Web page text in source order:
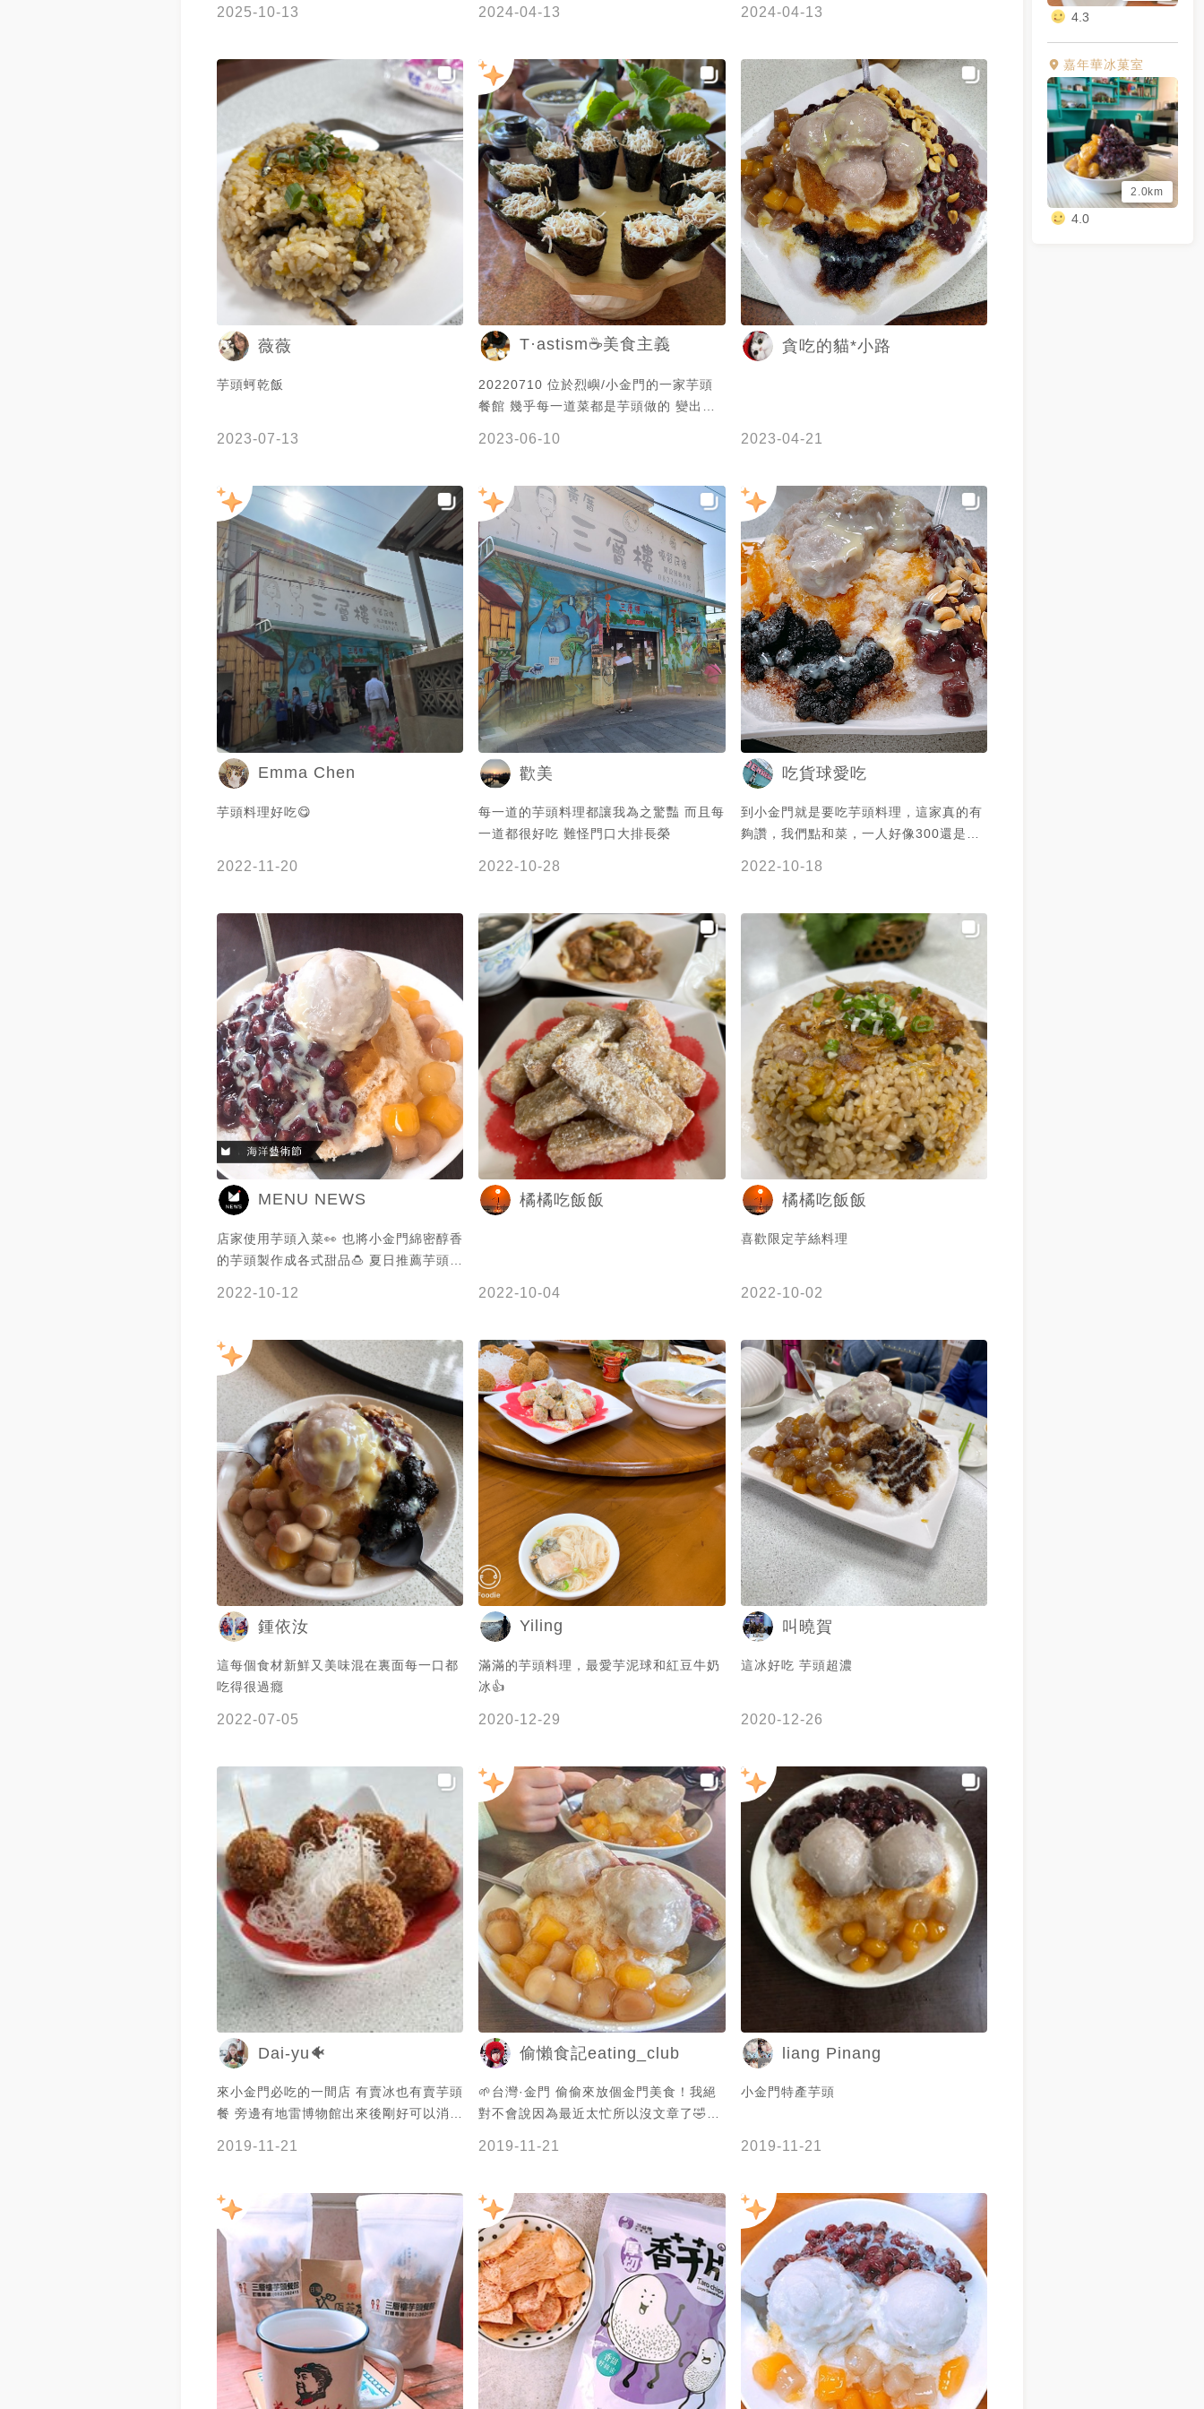
4.3
嘉年華冰菓室
2.0km
4.0
2025-10-13 2024-04-13 2024-04-13
薇薇
芋頭蚵乾飯
2023-07-13
T·astism☕️美食主義
20220710 位於烈嶼/小金門的一家芋頭
餐館 幾乎每一道菜都是芋頭做的 變出很
2023-06-10
貪吃的貓*小路
2023-04-21
Emma Chen
芋頭料理好吃😋
2022-11-20
歡美
每一道的芋頭料理都讓我為之驚豔 而且每
一道都很好吃 難怪門口大排長榮
2022-10-28
吃貨球愛吃
到小金門就是要吃芋頭料理，這家真的有
夠讚，我們點和菜，一人好像300還是
冰來吃的，但其他的也很好吃，還有伴手
芋泥控 #芋頭冰
2022-10-18
MENU NEWS
店家使用芋頭入菜👀 也將小金門綿密醇香
的芋頭製作成各式甜品🍮 夏日推薦芋頭剉
2022-10-12
橘橘吃飯飯
2022-10-04
橘橘吃飯飯
喜歡限定芋絲料理
2022-10-02
鍾依汝
這每個食材新鮮又美味混在裏面每一口都
吃得很過癮
2022-07-05
Yiling
滿滿的芋頭料理，最愛芋泥球和紅豆牛奶
冰👍
2020-12-29
叫曉賀
這冰好吃 芋頭超濃
2020-12-26
Dai-yu🐠
來小金門必吃的一間店 有賣冰也有賣芋頭
餐 旁邊有地雷博物館出來後剛好可以消暑
2019-11-21
偷懶食記eating_club
🌱台灣·金門 偷偷來放個金門美食！我絕
對不會說因為最近太忙所以沒文章了🤣其
剉冰，鋪上芋圓跟紅豆淋上甜滋滋的煉
乳！再加上兩大坨超級綿密的芋泥🤤小金
門烈嶼的芋頭真的很好吃！我完全是衝著
芋泥才來的～真的非常香而且軟綿好吃，
芋頭控直接瘋掉💜雖然已經給兩大坨了但
是不夠不夠啦🤪其他像是紅豆跟芋圓表現
也很棒晶瑩剔透！而且蠻Q彈的❤️紅豆也
軟綿軟綿的很讚✨ - 沒吃過小金門的芋頭
不要說過來過小金門！黃厝的芋泥冰也是
超級指標不要錯過了！除了冰品也有其他
2019-11-21
liang Pinang
小金門特產芋頭
2019-11-21